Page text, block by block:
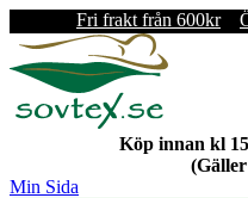
Fri frakt från 600kr
Köp innan kl
Min Sida